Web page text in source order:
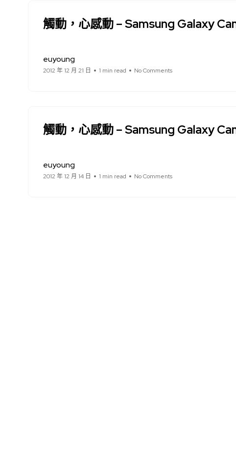
觸動，心感動 – Samsung Galaxy
euyoung
2012 年 12 月 21 日 1 min read No Comments
觸動，心感動 – Samsung Galaxy
euyoung
2012 年 12 月 14 日 1 min read No Comments